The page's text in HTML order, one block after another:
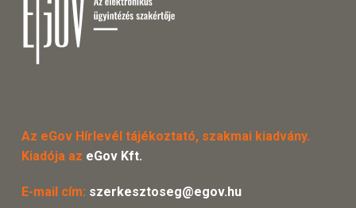
Az eGov Hírlevél tájékoztató, szakmai kiadvány.
Kiadója az eGov Kft.
E-mail cím: szerkesztoseg@egov.hu